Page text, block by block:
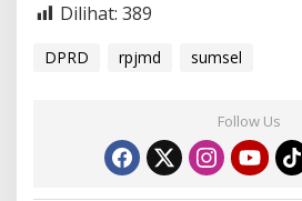
Dilihat: 389
DPRD rpjmd sumsel
Follow Us